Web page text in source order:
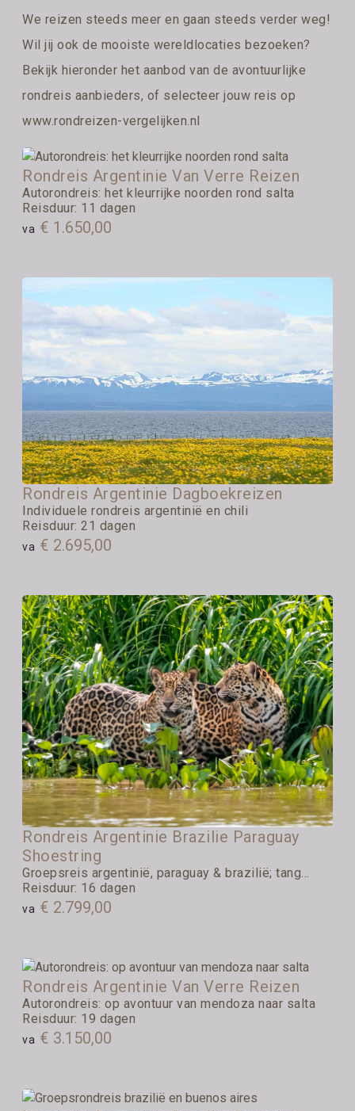
We reizen steeds meer en gaan steeds verder weg!
Wil jij ook de mooiste wereldlocaties bezoeken?
Bekijk hieronder het aanbod van de avontuurlijke
rondreis aanbieders, of selecteer jouw reis op
www.rondreizen-vergelijken.nl
Rondreis Argentinie Van Verre Reizen
Autorondreis: het kleurrijke noorden rond salta
Reisduur: 11 dagen
va € 1.650,00
Rondreis Argentinie Dagboekreizen
Individuele rondreis argentinië en chili
Reisduur: 21 dagen
va € 2.695,00
Rondreis Argentinie Brazilie Paraguay
Shoestring
Groepsreis argentinië, paraguay & brazilië; tang...
Reisduur: 16 dagen
va € 2.799,00
Rondreis Argentinie Van Verre Reizen
Autorondreis: op avontuur van mendoza naar salta
Reisduur: 19 dagen
va € 3.150,00